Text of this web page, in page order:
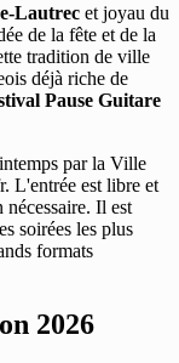
Lautrec et joyau du
de la fête et de la
tradition de ville
déjà riche de
Pause Guitare
par la Ville
L'entrée est libre et
nécessaire. Il est
soirées les plus
formats
2026